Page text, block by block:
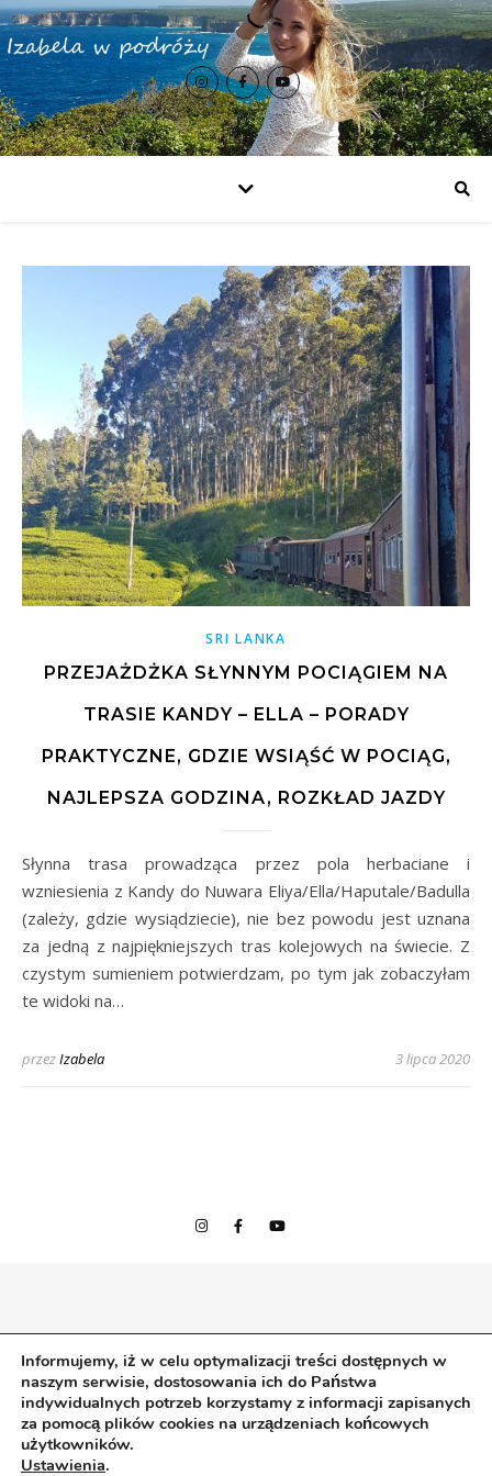
SRI LANKA
PRZEJAŻDŻKA SŁYNNYM POCIĄGIEM NA
TRASIE KANDY – ELLA – PORADY
PRAKTYCZNE, GDZIE WSIĄŚĆ W POCIĄG,
NAJLEPSZA GODZINA, ROZKŁAD JAZDY
Słynna trasa prowadząca przez pola herbaciane i
wzniesienia z Kandy do Nuwara Eliya/Ella/Haputale/Badulla
(zależy, gdzie wysiądziecie), nie bez powodu jest uznana
za jedną z najpiękniejszych tras kolejowych na świecie. Z
czystym sumieniem potwierdzam, po tym jak zobaczyłam
te widoki na…
przezIzabela 3 lipca 2020
Wszelkie prawa zastrzeżone.
izabelawpodrozy |Bard Motyw przezWP Royal.
Informujemy, iż w celu optymalizacji treści dostępnych w
naszym serwisie, dostosowania ich do Państwa
indywidualnych potrzeb korzystamy z informacji zapisanych
za pomocą plików cookies na urządzeniach końcowych
użytkowników.
Ustawienia.